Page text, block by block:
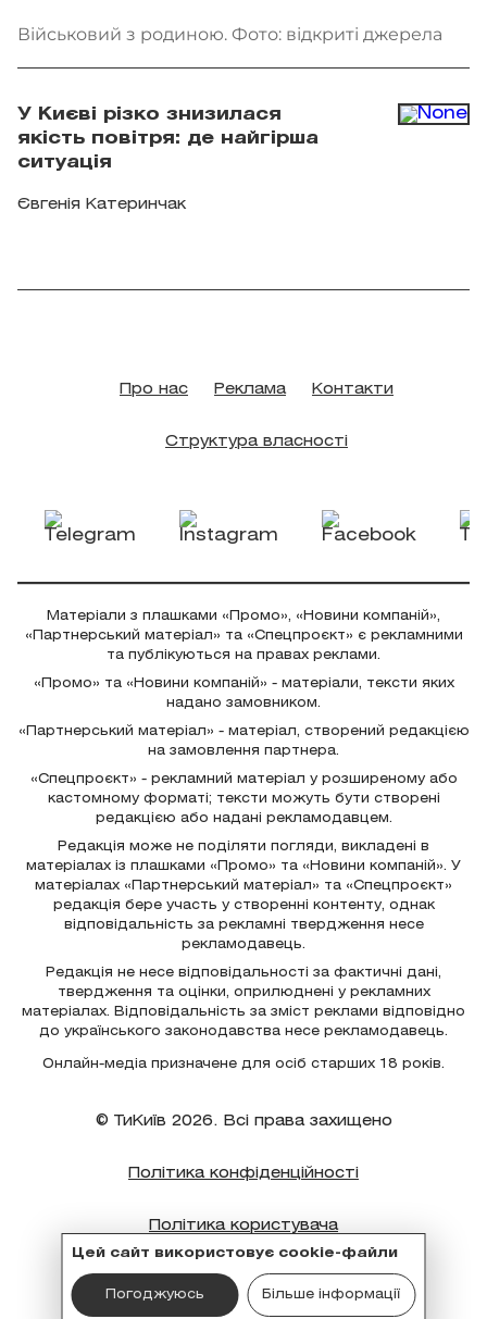
Військовий з родиною. Фото: відкриті джерела
У Києві різко знизилася
якість повітря: де найгірша
ситуація
Євгенія Катеринчак
Цей сайт використовує cookie-файли
Погоджуюсь Більше інформації
Про нас Реклама Контакти
Структура власності
Матеріали з плашками «Промо», «Новини компаній»,
«Партнерський матеріал» та «Спецпроєкт» є рекламними
та публікуються на правах реклами.
«Промо» та «Новини компаній» - матеріали, тексти яких
надано замовником.
«Партнерський матеріал» - матеріал, створений редакцією
на замовлення партнера.
«Спецпроєкт» - рекламний матеріал у розширеному або
кастомному форматі; тексти можуть бути створені
редакцією або надані рекламодавцем.
Редакція може не поділяти погляди, викладені в
матеріалах із плашками «Промо» та «Новини компаній». У
матеріалах «Партнерський матеріал» та «Спецпроєкт»
редакція бере участь у створенні контенту, однак
відповідальність за рекламні твердження несе
рекламодавець.
Редакція не несе відповідальності за фактичні дані,
твердження та оцінки, оприлюднені у рекламних
матеріалах. Відповідальність за зміст реклами відповідно
до українського законодавства несе рекламодавець.
Онлайн-медіа призначене для осіб старших 18 років.
© ТиКиїв 2026. Всі права захищено
Політика конфіденційності
Політика користувача
Політика cookie